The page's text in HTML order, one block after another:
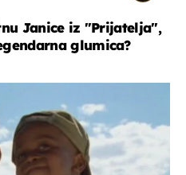
Janice iz "Prijatelja",
glumica?